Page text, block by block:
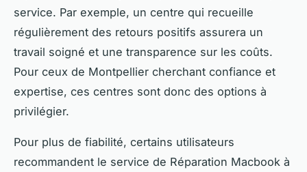
service. Par exemple, un centre qui recueille
régulièrement des retours positifs assurera un
travail soigné et une transparence sur les coûts.
Pour ceux de Montpellier cherchant confiance et
expertise, ces centres sont donc des options à
privilégier.
Pour plus de fiabilité, certains utilisateurs
recommandent le service de Réparation Macbook à